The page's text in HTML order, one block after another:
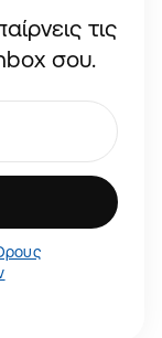
τις
σου.